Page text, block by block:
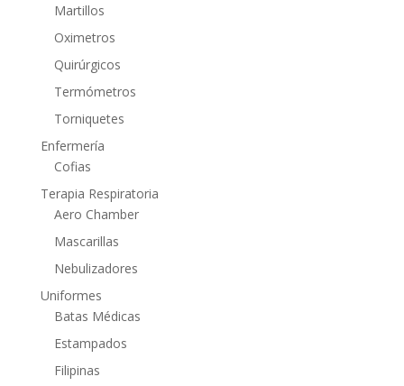
Martillos
Oximetros
Quirúrgicos
Termómetros
Torniquetes
Enfermería
Cofias
Terapia Respiratoria
Aero Chamber
Mascarillas
Nebulizadores
Uniformes
Batas Médicas
Estampados
Filipinas